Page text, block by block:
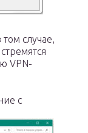
случае,
VPN-
с